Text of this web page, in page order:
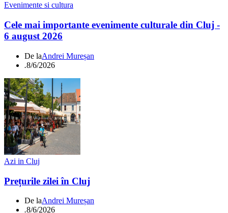
Evenimente si cultura
Cele mai importante evenimente culturale din Cluj -
6 august 2026
De laAndrei Mureșan
.8/6/2026
Azi in Cluj
Prețurile zilei în Cluj
De laAndrei Mureșan
.8/6/2026